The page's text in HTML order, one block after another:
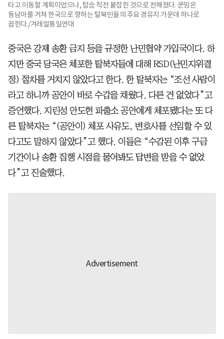
타고 이동할 계획이었으나, 탑승 직전 붙잡힌 것으로 전해졌다. 쿤밍은
동남아를 거쳐 한국으로 향하는 탈북민들의 주요 경유지 가운데 하나로
꼽힌다./겨레얼통일연대
중국은 강제 송환 금지 등을 규정한 난민협약 가입국이다. 하
지만 중국 당국은 체포한 탈북자들에 대해 RSD(난민지위결
정) 절차를 거치지 않았다고 한다. 한 탈북자는 “조선 사람이
라고 하니까 공안이 바로 수갑을 채웠다. 다른 건 없었다”고
증언했다. 지린성 안도현 파출소 공안에게 체포됐다는 또 다
른 탈북자는 “(공안이) 체포 사유도, 변호사를 선임할 수 있
다고도 말하지 않았다”고 했다. 이들은 “수감된 이후 구금
기간이나 송환 집행 시점을 물어봐도 답변을 받을 수 없었
다”고 진술했다.